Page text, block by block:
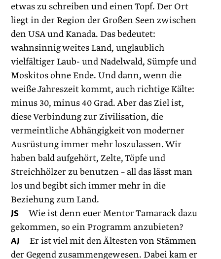
etwas zu schreiben und einen Topf. Der Ort
liegt in der Region der Großen Seen zwischen
den USA und Kanada. Das bedeutet:
wahnsinnig weites Land, unglaublich
vielfältiger Laub- und Nadelwald, Sümpfe und
Moskitos ohne Ende. Und dann, wenn die
weiße Jahreszeit kommt, auch richtige Kälte:
minus 30, minus 40 Grad. Aber das Ziel ist,
diese Verbindung zur Zivilisation, die
vermeintliche Abhängigkeit von moderner
Ausrüstung immer mehr loszulassen. Wir
haben bald aufgehört, Zelte, Töpfe und
Streichhölzer zu benutzen – all das lässt man
los und begibt sich immer mehr in die
Beziehung zum Land.
JS Wie ist denn euer Mentor Tamarack dazu
gekommen, so ein Programm anzubieten?
AJ Er ist viel mit den Ältesten von Stämmen
der Gegend zusammengewesen. Dabei kam er